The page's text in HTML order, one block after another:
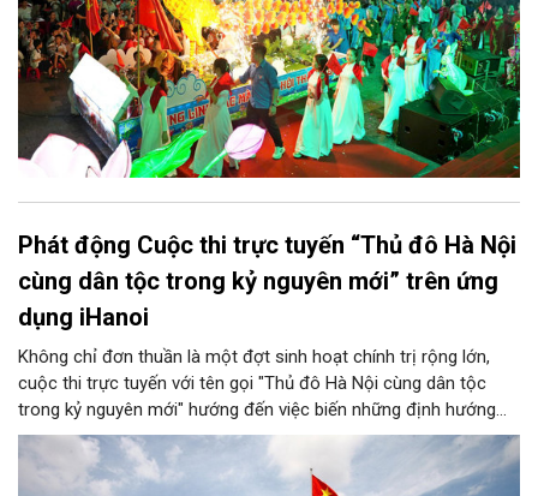
Phát động Cuộc thi trực tuyến “Thủ đô Hà Nội
cùng dân tộc trong kỷ nguyên mới” trên ứng
dụng iHanoi
Không chỉ đơn thuần là một đợt sinh hoạt chính trị rộng lớn,
cuộc thi trực tuyến với tên gọi "Thủ đô Hà Nội cùng dân tộc
trong kỷ nguyên mới" hướng đến việc biến những định hướng
chiến lược trong Nghị quyết số 02-NQ/TW của Bộ Chính trị
thành niềm tin, thành nhận thức chung của mỗi người dân.